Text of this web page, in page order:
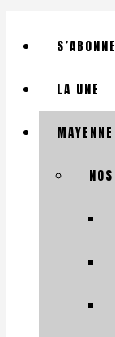
LA UNE
MAYENNE